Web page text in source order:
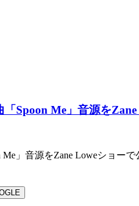
Spoon Me」音源を
」音源をZane Loweショー